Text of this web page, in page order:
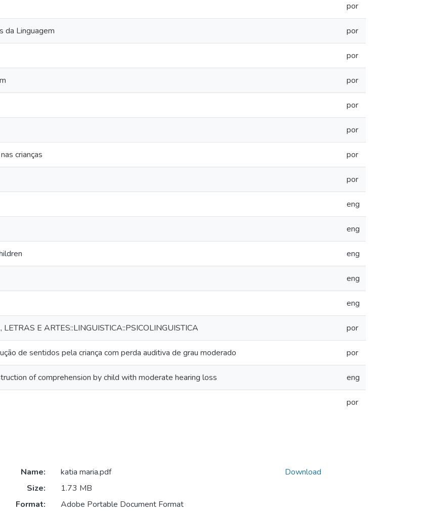
por
da Linguagem por
por
por
por
por
crianças por
por
eng
eng
eng
eng
eng
LETRAS E ARTES::LINGUISTICA::PSICOLINGUISTICA por
de sentidos pela criança com perda auditiva de grau moderado por
of comprehension by child with moderate hearing loss eng
por
Name:
katia maria.pdf
Size:
1.73 MB
Format:
Adobe Portable Document Format
Download